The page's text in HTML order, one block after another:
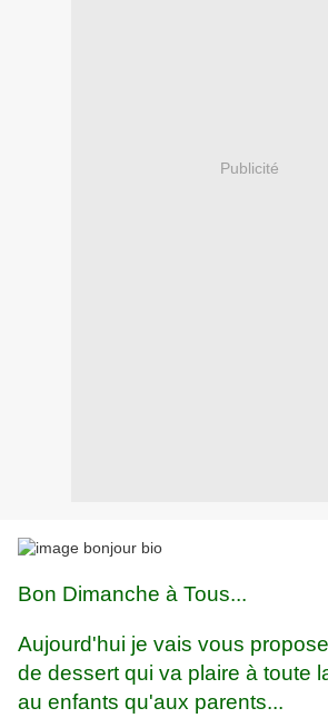
Publicité
Bon Dimanche à Tous...
Aujourd'hui je vais vous
de dessert qui va plaire à toute
au enfants qu'aux parents...